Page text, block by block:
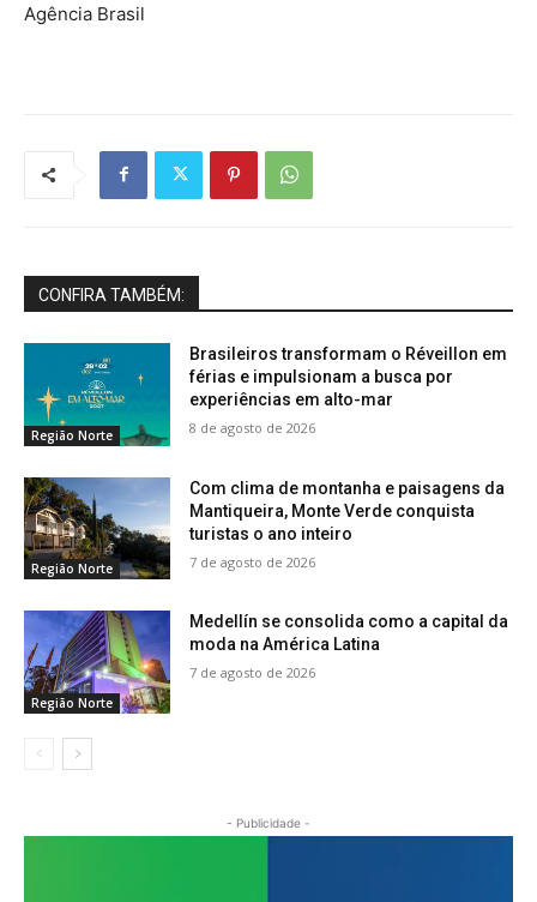
Agência Brasil
CONFIRA TAMBÉM:
Região Norte
Brasileiros transformam o Réveillon em
férias e impulsionam a busca por
experiências em alto-mar
8 de agosto de 2026
Região Norte
Com clima de montanha e paisagens da
Mantiqueira, Monte Verde conquista
turistas o ano inteiro
7 de agosto de 2026
Região Norte
Medellín se consolida como a capital da
moda na América Latina
7 de agosto de 2026
- Publicidade -